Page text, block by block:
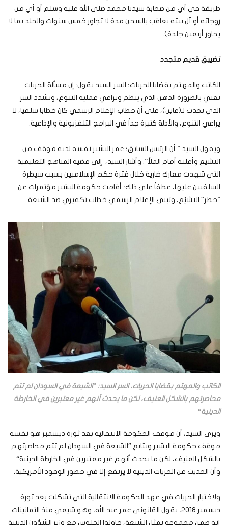
طريقة في أي من صحابة سيدنا محمد صلى الله عليه وسلم أو أي من
زوجاته أو آل بيته يعاقب بالسجن مدة لا تجاوز خمس سنوات والجلد بما لا
يجاوز أربعين جلدة).
تضييق قديم متجدد
الكاتب والمهتم بقضايا الحريات؛ السر السيد يقول: إن مسألة الحريات
تعني بالضرورة الذهن الذي ينظم ويراعي عملية التنوع، ويشدد السر
الذي تحدث لـ(عاين)، على أن خطاب الإعلام الرسمي كان خطابا سلفيا، لا
يراعي التنوع، والأدلة كثيرة جداً في البرامج التلفزيونية والإذاعية.
ويقول السيد ” أن الرئيس السابق؛ عمر البشير نفسه لديه موقف من
التشيع وأعلنه أمام الملأ”. وأشار السيد، إلى قضية المناهج التعليمية
التي شهدت معارك ضارية خلال فترة حكم الإسلاميين بسبب سيطرة
السلفيين عليها، عطفاً على ذلك؛ أقامت حكومة البشير مؤتمرات عن
”خطر“ التشيّع، وتبنى الإعلام الرسمي خطاب تكفيري ضد الشيعة.
الكاتب والمهتم بقضايا الحريات، السر السيد: ”الشيعة في السودان لم تتم
محاصرتهم بالشكل العنيف، لكن ما يحدث أنهم غير معتبرين في الخارطة
الدينية“
ويرى السيد، أن موقف الحكومة الانتقالية بعد ثورة ديسمبر هو نفسه
موقف حكومة البشير ويتابع ”الشيعة في السودان لم تتم محاصرتهم
بالشكل العنيف، لكن ما يحدث أنهم غير معتبرين في الخارطة الدينية“
وأن الحديث عن الحريات الدينية لا يرتفع إلا في حضور الوفود الأمريكية.
ولاختبار الحريات في عهد الحكومة الانتقالية التي تشكلت بعد ثورة
ديسمبر 2018، يقول القانوني عمر عبد الله، وهو شيعي منذ الثمانينات
إنه ضمن مجموعة تمثل الشيعة، حاولوا الجلوس مع وزير الشؤون الدينية